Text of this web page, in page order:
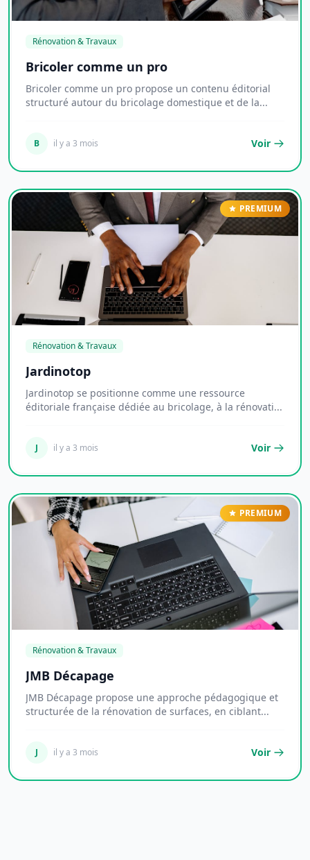
Rénovation & Travaux
Bricoler comme un pro
Bricoler comme un pro propose un contenu éditorial
structuré autour du bricolage domestique et de la...
B il y a 3 mois Voir
PREMIUM
Rénovation & Travaux
Jardinotop
Jardinotop se positionne comme une ressource
éditoriale française dédiée au bricolage, à la rénovati...
J il y a 3 mois Voir
PREMIUM
Rénovation & Travaux
JMB Décapage
JMB Décapage propose une approche pédagogique et
structurée de la rénovation de surfaces, en ciblant...
J il y a 3 mois Voir